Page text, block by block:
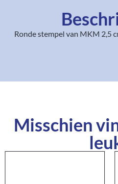
Ronde stempel van MKM 2,5
Misschien